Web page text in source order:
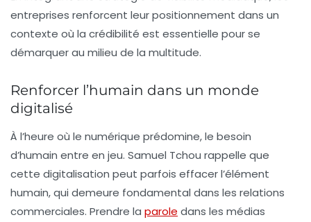
entreprises renforcent leur positionnement dans un
contexte où la crédibilité est essentielle pour se
démarquer au milieu de la multitude.
Renforcer l’humain dans un monde
digitalisé
À l’heure où le numérique prédomine, le besoin
d’humain entre en jeu. Samuel Tchou rappelle que
cette digitalisation peut parfois effacer l’élément
humain, qui demeure fondamental dans les relations
commerciales. Prendre la parole dans les médias